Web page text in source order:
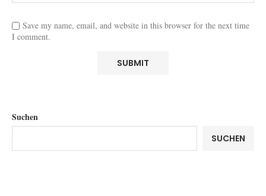
Save my name, email, and website in this browser for the next time
I comment.
Suchen
SUCHEN